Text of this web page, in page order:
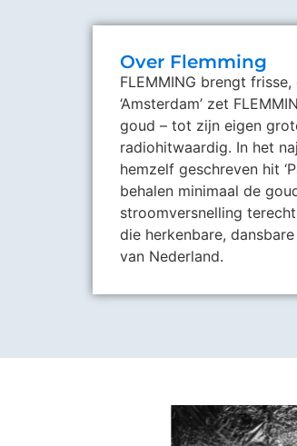
Over Flemming
FLEMMING brengt
‘Amsterdam’ zet
goud – tot zijn eigen
radiohitwaardig. In het
hemzelf geschreven hit
behalen minimaal de
stroomversnelling
die herkenbare,
van Nederland.